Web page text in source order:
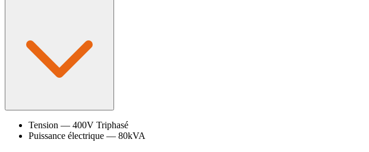
Tension — 400V Triphasé
Puissance électrique — 80kVA